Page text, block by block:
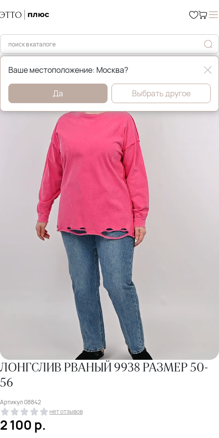
Главная Весна
ЛОНГСЛИВ РВАНЫЙ 9938 РАЗМЕР 50-
56
Артикул 08842
нет отзывов
2 100р.
Ваше местоположение: Москва?
Да Выбрать другое